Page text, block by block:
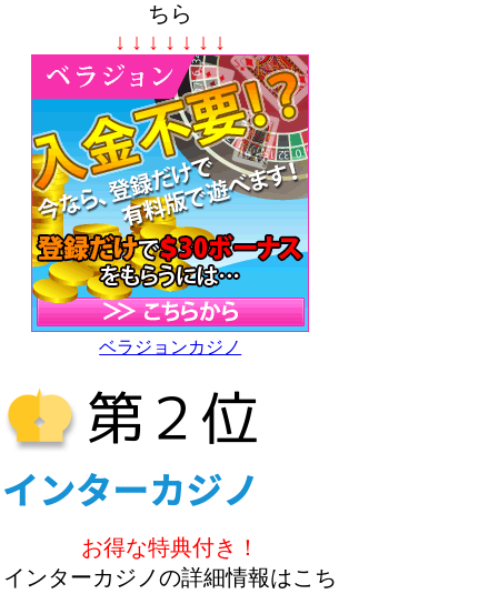
ちら
↓ ↓ ↓ ↓ ↓ ↓ ↓
ベラジョンカジノ
お得な特典付き！
インターカジノの詳細情報はこち